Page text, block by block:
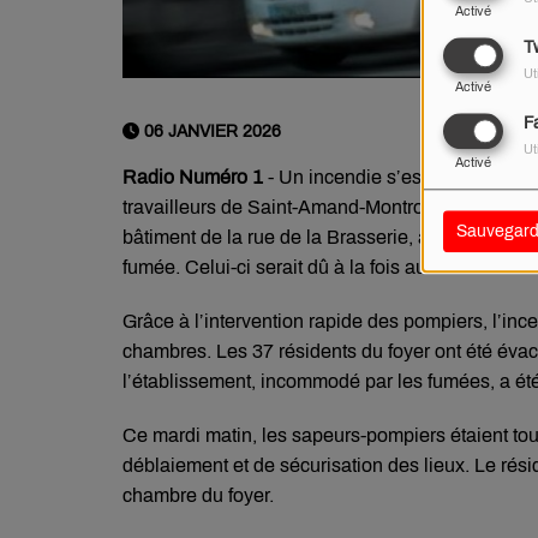
Activé
Activé
Activé
06 JANVIER 2026
Radio Numéro 1 - Un incendie s’est déclaré
travailleurs de Saint-Amand-Montrond (Cher).
bâtiment de la rue de la Brasserie, aux
fumée. Celui-ci serait dû à la fois aux flammes
Grâce à l’intervention rapide des pompiers,
chambres. Les 37 résidents du foyer ont été
l’établissement, incommodé par les fumées, a
Ce mardi matin, les sapeurs-pompiers étaient
déblaiement et de sécurisation des lieux. Le
chambre du foyer.